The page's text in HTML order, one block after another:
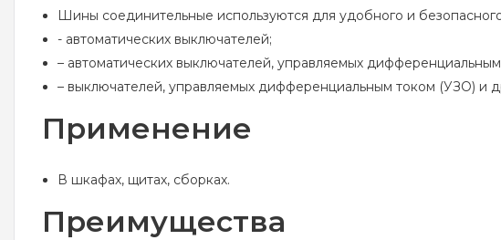
Шины соединительные используются для удобного и
- автоматических выключателей;
– автоматических выключателей, управляемых
– выключателей, управляемых дифференциальным током (УЗО) и
Применение
В шкафах, щитах, сборках.
Преимущества